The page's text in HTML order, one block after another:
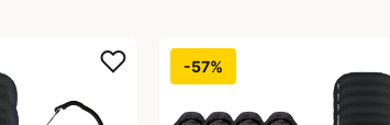
-57%